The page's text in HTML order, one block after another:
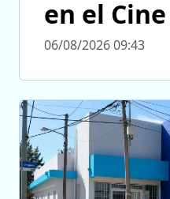
en el
06/08/2026 09:43